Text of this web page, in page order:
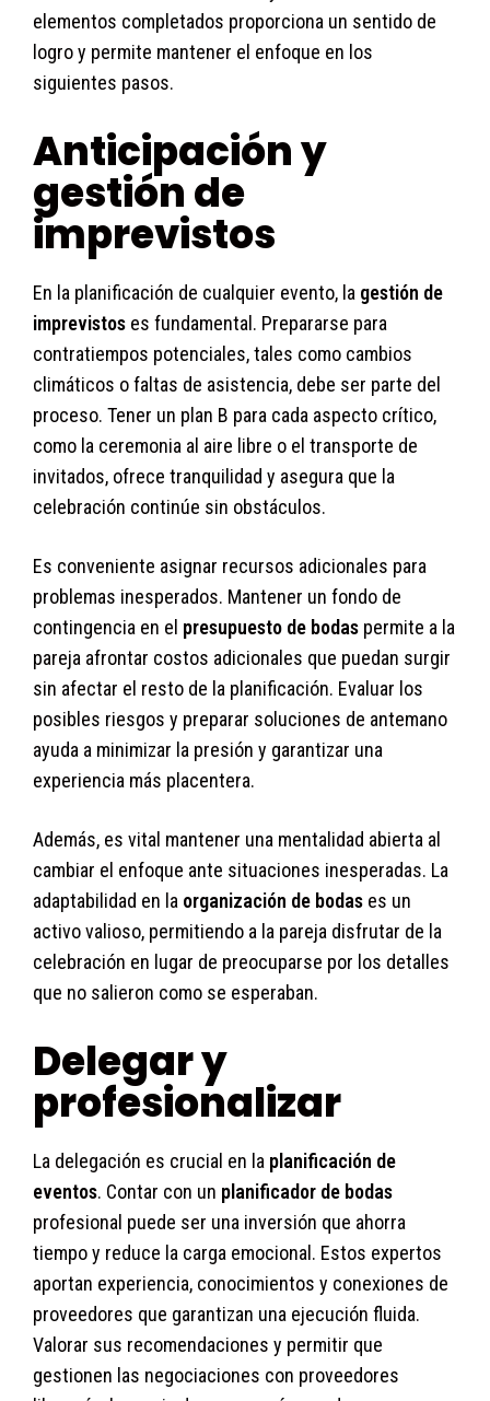
elementos completados proporciona un sentido de
logro y permite mantener el enfoque en los
siguientes pasos.
Anticipación y
gestión de
imprevistos
En la planificación de cualquier evento, la gestión de
imprevistos es fundamental. Prepararse para
contratiempos potenciales, tales como cambios
climáticos o faltas de asistencia, debe ser parte del
proceso. Tener un plan B para cada aspecto crítico,
como la ceremonia al aire libre o el transporte de
invitados, ofrece tranquilidad y asegura que la
celebración continúe sin obstáculos.
Es conveniente asignar recursos adicionales para
problemas inesperados. Mantener un fondo de
contingencia en el presupuesto de bodas permite a la
pareja afrontar costos adicionales que puedan surgir
sin afectar el resto de la planificación. Evaluar los
posibles riesgos y preparar soluciones de antemano
ayuda a minimizar la presión y garantizar una
experiencia más placentera.
Además, es vital mantener una mentalidad abierta al
cambiar el enfoque ante situaciones inesperadas. La
adaptabilidad en la organización de bodas es un
activo valioso, permitiendo a la pareja disfrutar de la
celebración en lugar de preocuparse por los detalles
que no salieron como se esperaban.
Delegar y
profesionalizar
La delegación es crucial en la planificación de
eventos. Contar con un planificador de bodas
profesional puede ser una inversión que ahorra
tiempo y reduce la carga emocional. Estos expertos
aportan experiencia, conocimientos y conexiones de
proveedores que garantizan una ejecución fluida.
Valorar sus recomendaciones y permitir que
gestionen las negociaciones con proveedores